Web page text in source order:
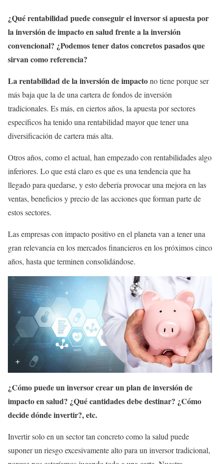
¿Qué rentabilidad puede conseguir el inversor si apuesta por
la inversión de impacto en salud frente a la inversión
convencional? ¿Podemos tener datos concretos pasados que
sirvan como referencia?
La rentabilidad de la inversión de impactono tiene porque ser
más baja que la de una cartera de fondos de inversión
tradicionales. Es más, en ciertos años, la apuesta por sectores
específicos ha tenido una rentabilidad mayor que tener una
diversificación de cartera más alta.
Otros años, como el actual, han empezado con rentabilidades algo
inferiores. Lo que está claro es que es una tendencia que ha
llegado para quedarse, y esto debería provocar una mejora en las
ventas, beneficios y precio de las acciones que forman parte de
estos sectores.
Las empresas con impacto positivo en el planeta van a tener una
gran relevancia en los mercados financieros en los próximos cinco
años, hasta que terminen consolidándose.
¿Cómo puede un inversor crear un plan de inversión de
impacto en salud? ¿Qué cantidades debe destinar? ¿Cómo
decide dónde invertir?, etc.
Invertir solo en un sector tan concreto como la salud puede
suponer un riesgo excesivamente alto para un inversor tradicional,